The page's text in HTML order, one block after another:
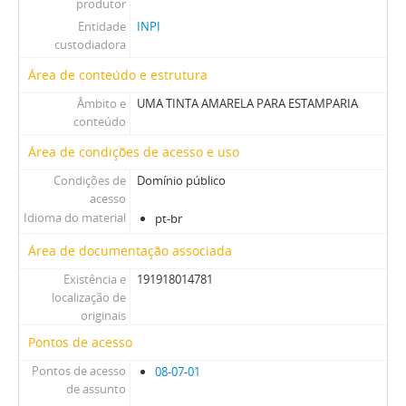
produtor
Entidade
custodiadora
INPI
Área de conteúdo e estrutura
Âmbito e
conteúdo
UMA TINTA AMARELA PARA ESTAMPARIA
Área de condições de acesso e uso
Condições de
acesso
Domínio público
Idioma do material pt-br
Área de documentação associada
Existência e
localização de
originais
191918014781
Pontos de acesso
Pontos de acesso
de assunto
08-07-01